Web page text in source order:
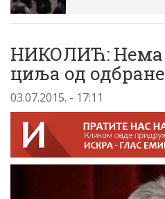
НИКОЛИЋ: Нема
циља од
03.07.2015. - 17:11